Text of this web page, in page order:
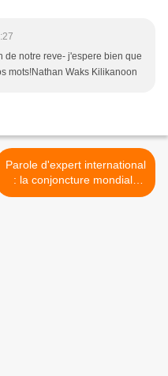
de notre reve- j'espere bien que
mots!Nathan Waks Kilikanoon
Parole d'expert international
: la conjoncture mondiale
2007 par Patrick Aigrain >